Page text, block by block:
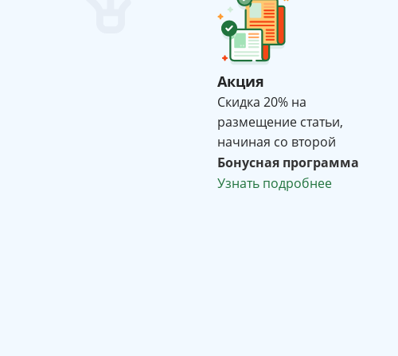
Акция
Cкидка 20% на
размещение статьи,
начиная со второй
Бонусная программа
Узнать подробнее